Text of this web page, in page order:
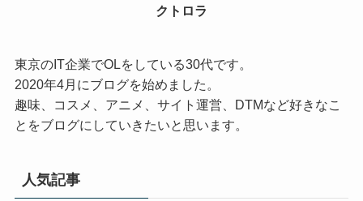
クトロラ
東京のIT企業でOLをしている30代です。
2020年4月にブログを始めました。
趣味、コスメ、アニメ、サイト運営、DTMなど好きなこ
とをブログにしていきたいと思います。
人気記事